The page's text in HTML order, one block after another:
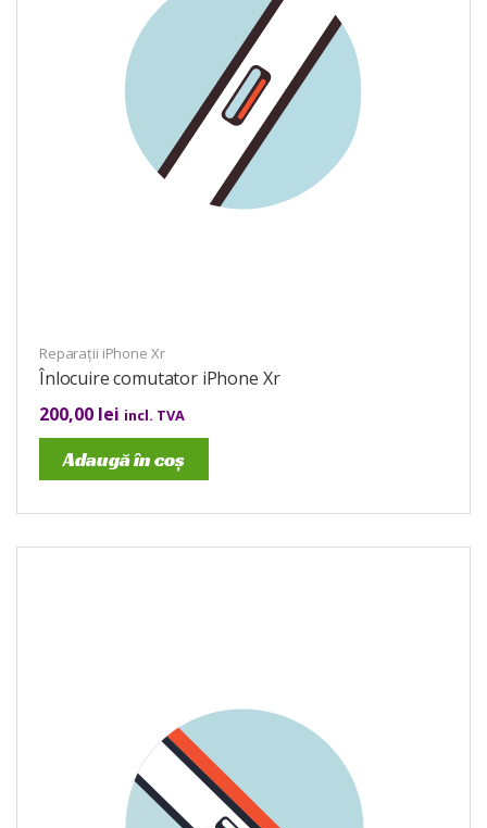
Reparații iPhone Xr
Înlocuire comutator iPhone Xr
200,00 lei incl. TVA
Adaugă în coș